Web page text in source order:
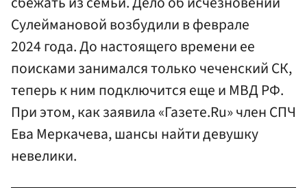
Сулеймановой возбудили в феврале
2024 года. До настоящего времени ее
поисками занимался только чеченский СК,
теперь к ним подключится еще и МВД РФ.
При этом, как заявила «Газете.Ru» член СПЧ
Ева Меркачева, шансы найти девушку
невелики.